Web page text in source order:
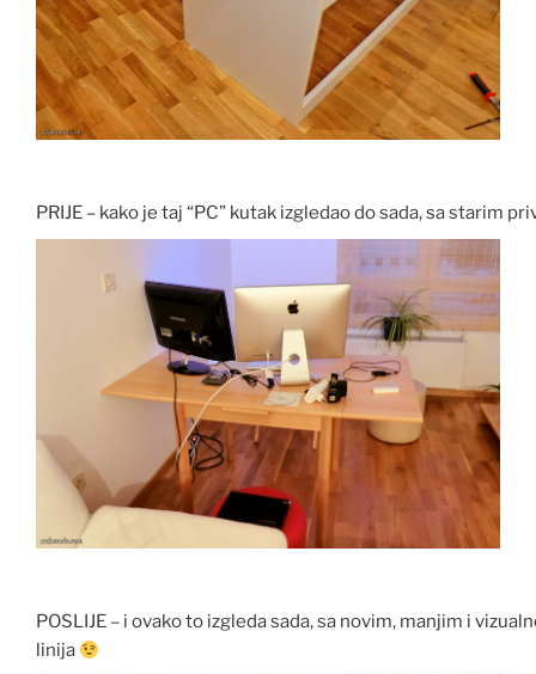
PRIJE – kako je taj “PC” kutak izgledao do sada, sa starim
POSLIJE – i ovako to izgleda sada, sa novim, manjim i
linija